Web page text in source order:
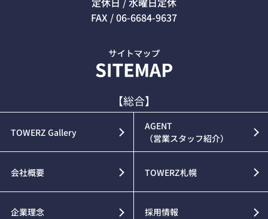
FAX / 06-6684-9637
【総合】
TOWERZ Gallery
AGENT
（営業スタッフ紹介）
会社概要 TOWERZ札幌
企業理念 採用情報